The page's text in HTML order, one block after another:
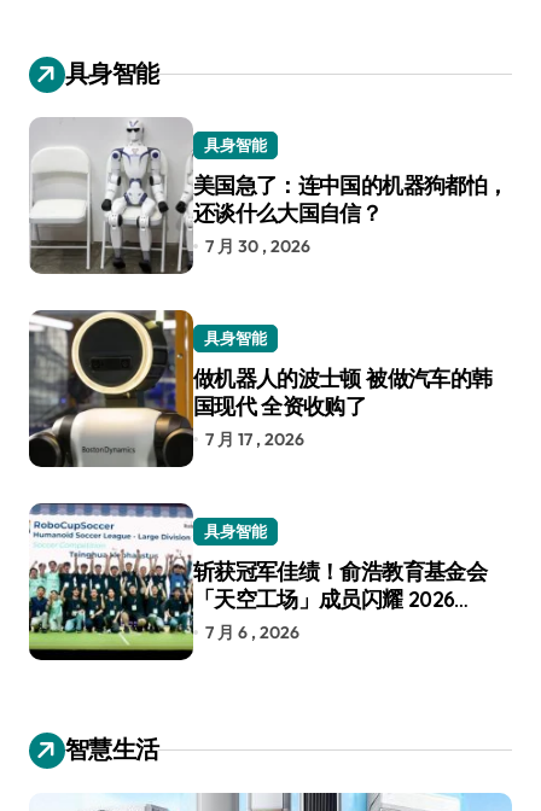
具身智能
具身智能
美国急了：连中国的机器狗都怕，
还谈什么大国自信？
7 月 30 , 2026
具身智能
做机器人的波士顿 被做汽车的韩
国现代 全资收购了
7 月 17 , 2026
具身智能
斩获冠军佳绩！俞浩教育基金会
「天空工场」成员闪耀 2026
RoboCup 机器人世界杯
7 月 6 , 2026
智慧生活